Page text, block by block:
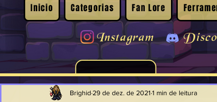
Inicio Categorias Fan Lore
Instagram
Brighid 29 de dez. de 2021 1 min de leitura